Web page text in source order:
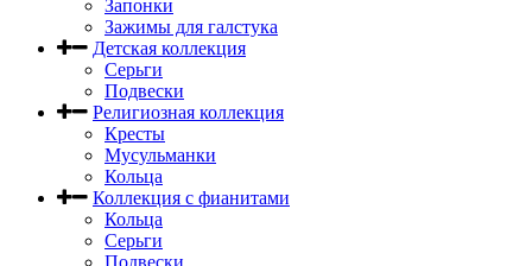
Запонки
Зажимы для галстука
Детская коллекция
Серьги
Подвески
Религиозная коллекция
Кресты
Мусульманки
Кольца
Коллекция с фианитами
Кольца
Серьги
Подвески